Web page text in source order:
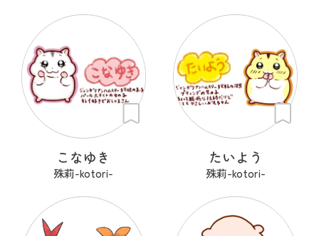
こなゆき
殊莉-kotori-
たいよう
殊莉-kotori-